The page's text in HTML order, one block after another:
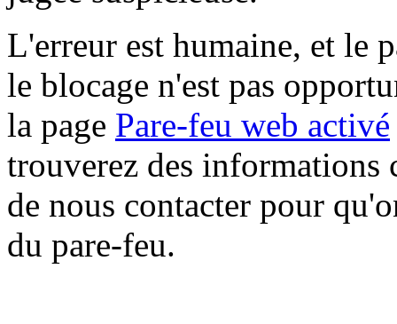
L'erreur est humaine, et le
le blocage n'est pas
la page Pare-feu web activé
trouverez des informations
de nous contacter pour
du pare-feu.